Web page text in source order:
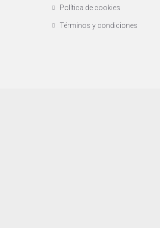
Política de cookies
Términos y condiciones